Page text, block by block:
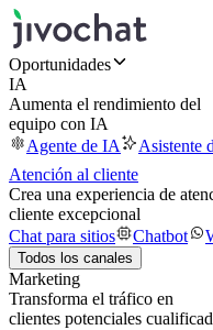
Oportunidades
IA
Aumenta el rendimiento del
equipo con IA
Agente de IA
Asistente
Atención al cliente
Crea una experiencia de
cliente excepcional
Chat para sitios
Chatbot
Todos los canales
Marketing
Transforma el tráfico en
clientes potenciales